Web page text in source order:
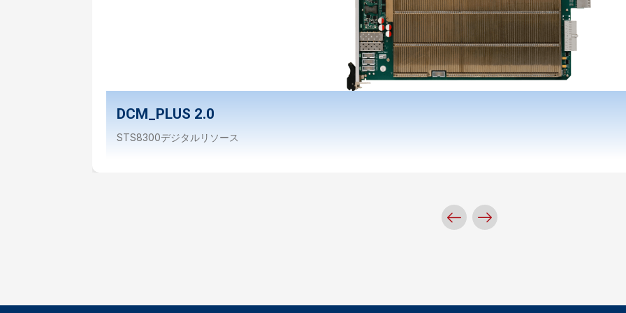
DCM_PLUS 2.0
STS8300デジタルリソース